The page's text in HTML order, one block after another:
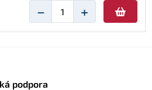
− +
podpora